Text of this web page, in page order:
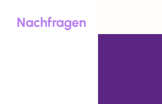
Nachfragen